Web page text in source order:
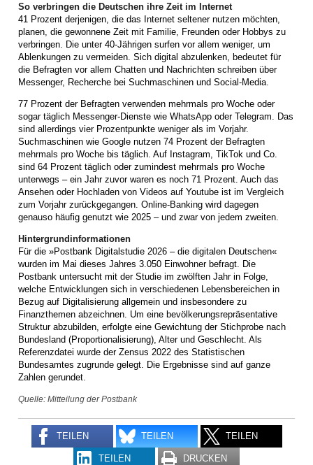
So verbringen die Deutschen ihre Zeit im Internet
41 Prozent derjenigen, die das Internet seltener nutzen möchten,
planen, die gewonnene Zeit mit Familie, Freunden oder Hobbys zu
verbringen. Die unter 40-Jährigen surfen vor allem weniger, um
Ablenkungen zu vermeiden. Sich digital abzulenken, bedeutet für
die Befragten vor allem Chatten und Nachrichten schreiben über
Messenger, Recherche bei Suchmaschinen und Social-Media.
77 Prozent der Befragten verwenden mehrmals pro Woche oder
sogar täglich Messenger-Dienste wie WhatsApp oder Telegram. Das
sind allerdings vier Prozentpunkte weniger als im Vorjahr.
Suchmaschinen wie Google nutzen 74 Prozent der Befragten
mehrmals pro Woche bis täglich. Auf Instagram, TikTok und Co.
sind 64 Prozent täglich oder zumindest mehrmals pro Woche
unterwegs – ein Jahr zuvor waren es noch 71 Prozent. Auch das
Ansehen oder Hochladen von Videos auf Youtube ist im Vergleich
zum Vorjahr zurückgegangen. Online-Banking wird dagegen
genauso häufig genutzt wie 2025 – und zwar von jedem zweiten.
Hintergrundinformationen
Für die »Postbank Digitalstudie 2026 – die digitalen Deutschen«
wurden im Mai dieses Jahres 3.050 Einwohner befragt. Die
Postbank untersucht mit der Studie im zwölften Jahr in Folge,
welche Entwicklungen sich in verschiedenen Lebensbereichen in
Bezug auf Digitalisierung allgemein und insbesondere zu
Finanzthemen abzeichnen. Um eine bevölkerungsrepräsentative
Struktur abzubilden, erfolgte eine Gewichtung der Stichprobe nach
Bundesland (Proportionalisierung), Alter und Geschlecht. Als
Referenzdatei wurde der Zensus 2022 des Statistischen
Bundesamtes zugrunde gelegt. Die Ergebnisse sind auf ganze
Zahlen gerundet.
Quelle: Mitteilung der Postbank
TEILEN TEILEN TEILEN
TEILEN DRUCKEN